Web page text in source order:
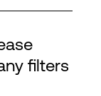
filters